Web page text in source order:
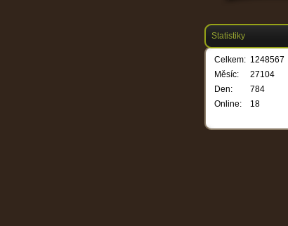
Statistiky
Online: 18
Celkem: 1248567
Měsíc:
27104
Den:
784